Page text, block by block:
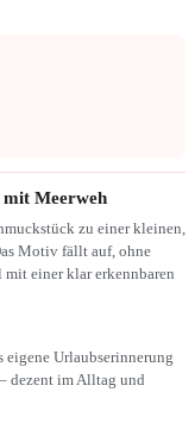
mit Meerweh
zu einer kleinen,
Motiv fällt auf, ohne
einer klar erkennbaren
eigene Urlaubserinnerung
dezent im Alltag und